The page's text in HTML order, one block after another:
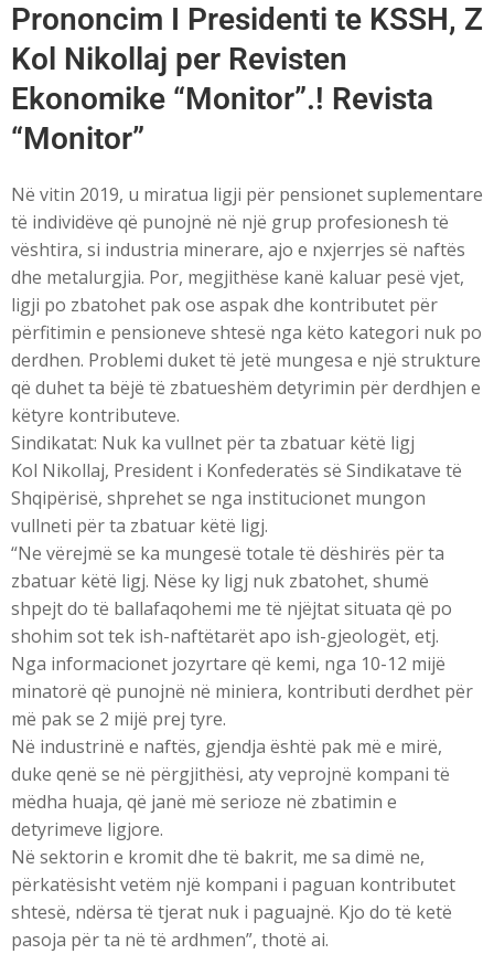
Prononcim I Presidenti te KSSH, Z
Kol Nikollaj per Revisten
Ekonomike “Monitor”.! Revista
“Monitor”
Në vitin 2019, u miratua ligji për pensionet suplementare
të individëve që punojnë në një grup profesionesh të
vështira, si industria minerare, ajo e nxjerrjes së naftës
dhe metalurgjia. Por, megjithëse kanë kaluar pesë vjet,
ligji po zbatohet pak ose aspak dhe kontributet për
përfitimin e pensioneve shtesë nga këto kategori nuk po
derdhen. Problemi duket të jetë mungesa e një strukture
që duhet ta bëjë të zbatueshëm detyrimin për derdhjen e
këtyre kontributeve.
Sindikatat: Nuk ka vullnet për ta zbatuar këtë ligj
Kol Nikollaj, President i Konfederatës së Sindikatave të
Shqipërisë, shprehet se nga institucionet mungon
vullneti për ta zbatuar këtë ligj.
“Ne vërejmë se ka mungesë totale të dëshirës për ta
zbatuar këtë ligj. Nëse ky ligj nuk zbatohet, shumë
shpejt do të ballafaqohemi me të njëjtat situata që po
shohim sot tek ish-naftëtarët apo ish-gjeologët, etj.
Nga informacionet jozyrtare që kemi, nga 10-12 mijë
minatorë që punojnë në miniera, kontributi derdhet për
më pak se 2 mijë prej tyre.
Në industrinë e naftës, gjendja është pak më e mirë,
duke qenë se në përgjithësi, aty veprojnë kompani të
mëdha huaja, që janë më serioze në zbatimin e
detyrimeve ligjore.
Në sektorin e kromit dhe të bakrit, me sa dimë ne,
përkatësisht vetëm një kompani i paguan kontributet
shtesë, ndërsa të tjerat nuk i paguajnë. Kjo do të ketë
pasoja për ta në të ardhmen”, thotë ai.